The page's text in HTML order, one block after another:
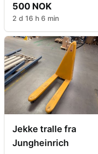
500 NOK
2 d 16 h 6 min
Jekke tralle fra
Jungheinrich